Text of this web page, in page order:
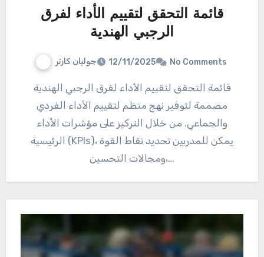
قائمة التحقق لتقييم الأداء لفرق
الرجبي الهندية
جوليان كارتر 12/11/2025 No Comments
قائمة التحقق لتقييم الأداء لفرق الرجبي الهندية
مصممة لتوفير نهج منظم لتقييم الأداء الفردي
والجماعي. من خلال التركيز على مؤشرات الأداء
الرئيسية (KPIs)، يمكن للمدربين تحديد نقاط القوة
ومجالات التحسين،…